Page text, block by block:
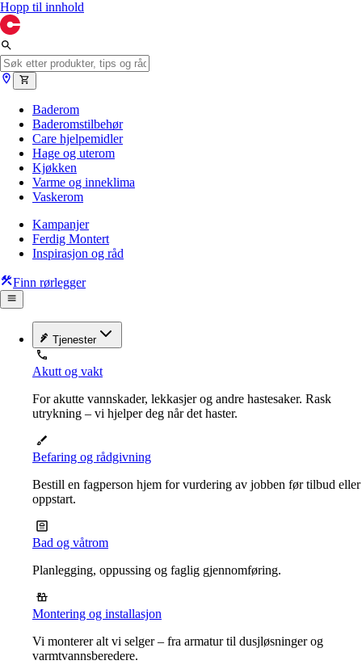
Hopp til innhold
Baderom
Baderomstilbehør
Care hjelpemidler
Hage og uterom
Kjøkken
Varme og inneklima
Vaskerom
Kampanjer
Ferdig Montert
Inspirasjon og råd
Finn rørlegger
Tjenester
Akutt og vakt
For akutte vannskader, lekkasjer og andre hastesaker. Rask
utrykning – vi hjelper deg når det haster.
Befaring og rådgivning
Bestill en fagperson hjem for vurdering av jobben før tilbud eller
oppstart.
Bad og våtrom
Planlegging, oppussing og faglig gjennomføring.
Montering og installasjon
Vi monterer alt vi selger – fra armatur til dusjløsninger og
varmtvannsberedere.